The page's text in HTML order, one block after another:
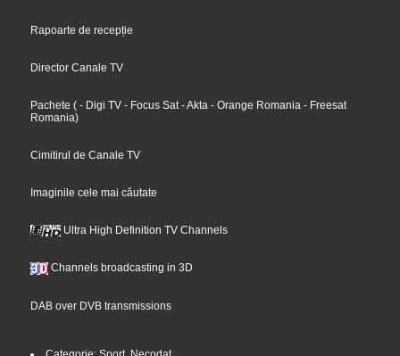
Rapoarte de recepție
Director Canale TV
Pachete (- Digi TV - Focus Sat - Akta - Orange Romania - Freesat
Romania)
Cimitirul de Canale TV
Imaginile cele mai căutate
Ultra High Definition TV Channels
Channels broadcasting in 3D
DAB over DVB transmissions